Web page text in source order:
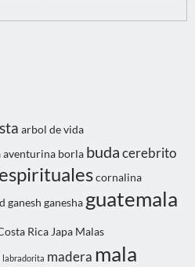
arbol de vida
aventurina borla buda cerebrito
cornalina
ganesh ganesha guatemala
RicaJapa Malas
labradorita madera mala